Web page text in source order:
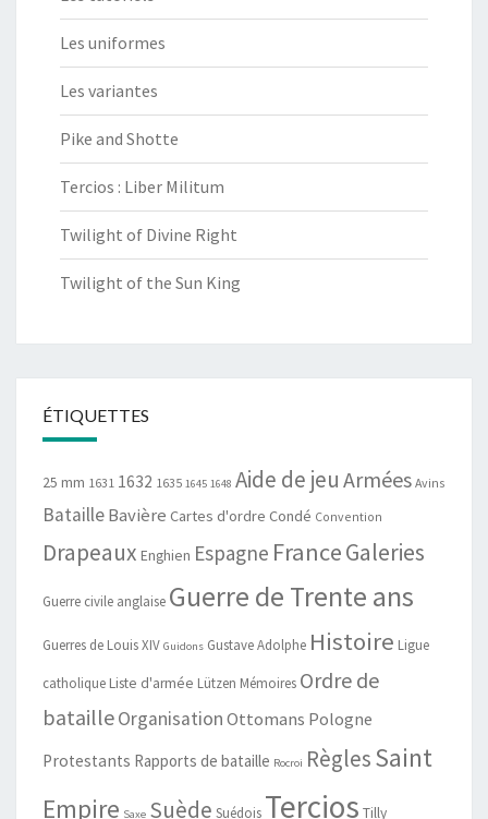
Les uniformes
Les variantes
Pike and Shotte
Tercios : Liber Militum
Twilight of Divine Right
Twilight of the Sun King
ÉTIQUETTES
25 mm 1631 1632 1635 1645 1648 Aide de jeu Armées Avins
BatailleBavière Cartes d'ordre Condé Convention
Drapeaux Enghien Espagne FranceGaleries
Guerre civile anglaise Guerre de Trente ans
Guerres de Louis XIV Guidons Gustave Adolphe Histoire Ligue
catholiqueListe d'armée Lützen Mémoires Ordre de
batailleOrganisationOttomans Pologne
Protestants Rapports de bataille Rocroi RèglesSaint
Empire Saxe Suède Suédois Tercios Tilly